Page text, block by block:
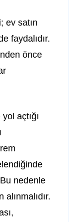
ev satın
faydalıdır.
önce
açtığı
nedenle